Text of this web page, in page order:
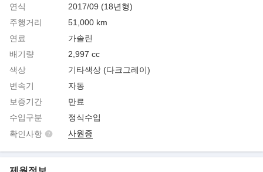
연식
2017/09 (18년형)
주행거리
51,000 km
연료
가솔린
배기량
2,997 cc
색상
기타색상 (다크그레이)
변속기
자동
보증기간
만료
수입구분
정식수입
확인사항
사원증